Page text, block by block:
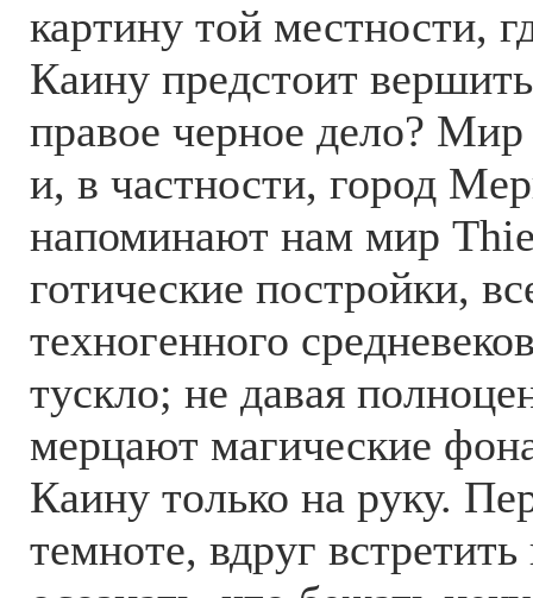
картину той местности,
Каину предстоит
правое черное дело?
и, в частности, город
напоминают нам мир
готические постройки,
техногенного
тускло; не давая
мерцают магические
Каину только на руку.
темноте, вдруг встретить